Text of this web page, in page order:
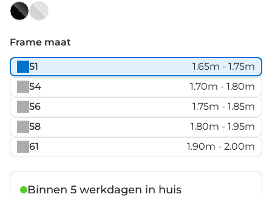
Shark
Frame maat
51
1.65m - 1.75m
54
1.70m - 1.80m
56
1.75m - 1.85m
58
1.80m - 1.95m
61
1.90m - 2.00m
Binnen 5 werkdagen in huis